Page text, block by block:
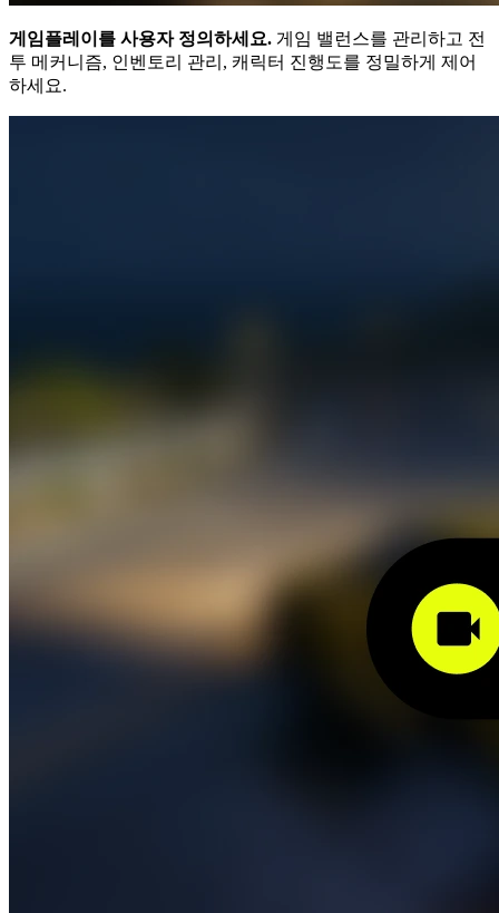
게임플레이를 사용자 정의하세요. 게임 밸런스를 관리하고 전
투 메커니즘, 인벤토리 관리, 캐릭터 진행도를 정밀하게 제어
하세요.